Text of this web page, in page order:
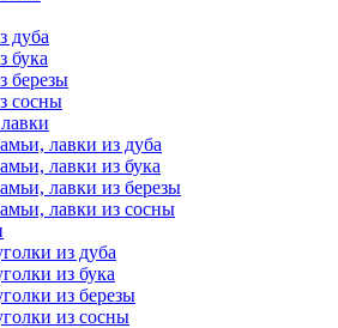
дуба
бука
березы
сосны
лавки из дуба
лавки из бука
лавки из березы
лавки из сосны
из дуба
из бука
из березы
из сосны